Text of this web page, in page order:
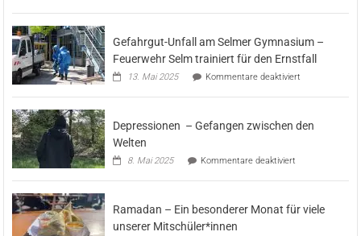
Gefahrgut-Unfall am Selmer Gymnasium –
Feuerwehr Selm trainiert für den Ernstfall
13. Mai 2025 Kommentare deaktiviert
Unfall
Selmer
den
Depressionen – Gefangen zwischen den
Welten
8. Mai 2025 Kommentare deaktiviert
–
zwischen
Ramadan – Ein besonderer Monat für viele
unserer Mitschüler*innen